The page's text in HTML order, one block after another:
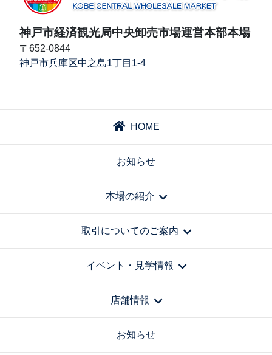
神戸市経済観光局中央卸売市場運営本部本場
〒652-0844
神戸市兵庫区中之島1丁目1-4
HOME
お知らせ
本場の紹介
取引についてのご案内
イベント・見学情報
店舗情報
お知らせ